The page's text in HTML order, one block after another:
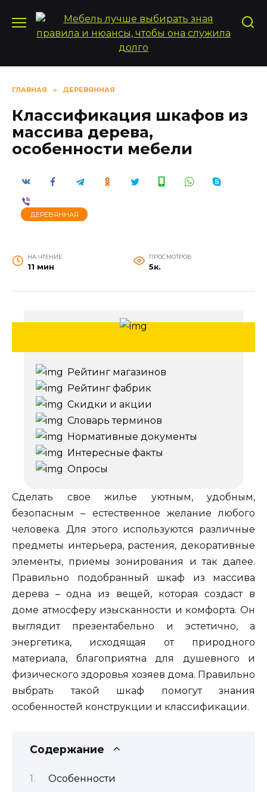
содержанию
ГЛАВНАЯ » ДЕРЕВЯННАЯ
Классификация шкафов из
массива дерева,
особенности мебели
ДЕРЕВЯННАЯ
НА ЧТЕНИЕ
11 мин
ПРОСМОТРОВ
5к.
Рейтинг магазинов
Рейтинг фабрик
Скидки и акции
Словарь терминов
Нормативные документы
Интересные факты
Опросы
Сделать свое жилье уютным, удобным,
безопасным – естественное желание любого
человека. Для этого используются различные
предметы интерьера, растения, декоративные
элементы, приемы зонирования и так далее.
Правильно подобранный шкаф из массива
дерева – одна из вещей, которая создаст в
доме атмосферу изысканности и комфорта. Он
выглядит презентабельно и эстетично, а
энергетика, исходящая от природного
материала, благоприятна для душевного и
физического здоровья хозяев дома. Правильно
выбрать такой шкаф помогут знания
особенностей конструкции и классификации.
Содержание
Особенности